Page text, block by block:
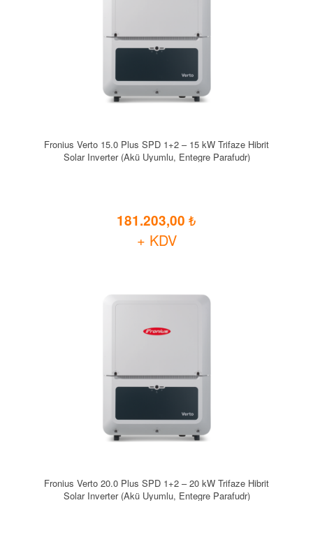
Fronius Verto 15.0 Plus SPD 1+2 – 15 kW Trifaze Hibrit
Solar Inverter (Akü Uyumlu, Entegre Parafudr)
181.203,00
+ KDV
Fronius Verto 20.0 Plus SPD 1+2 – 20 kW Trifaze Hibrit
Solar Inverter (Akü Uyumlu, Entegre Parafudr)